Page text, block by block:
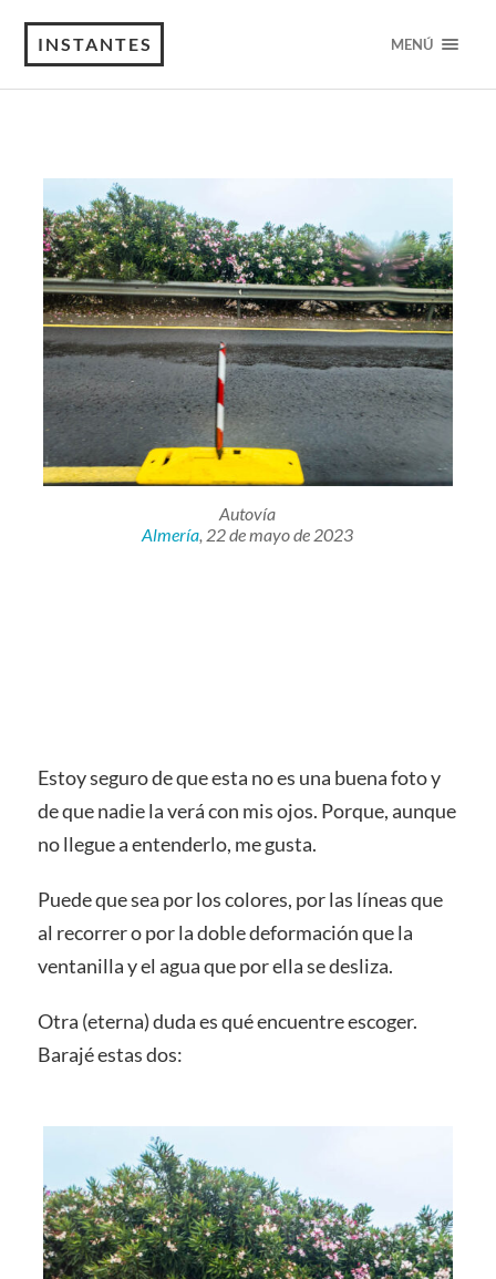
INSTANTES MENÚ
Autovía
Almería, 22 de mayo de 2023
Estoy seguro de que esta no es una buena foto y
de que nadie la verá con mis ojos. Porque, aunque
no llegue a entenderlo, me gusta.
Puede que sea por los colores, por las líneas que
al recorrer o por la doble deformación que la
ventanilla y el agua que por ella se desliza.
Otra (eterna) duda es qué encuentre escoger.
Barajé estas dos: